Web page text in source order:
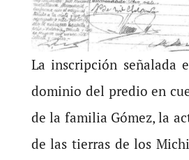
La inscripción señalada
dominio del predio en
de la familia Gómez, la
de las tierras de los